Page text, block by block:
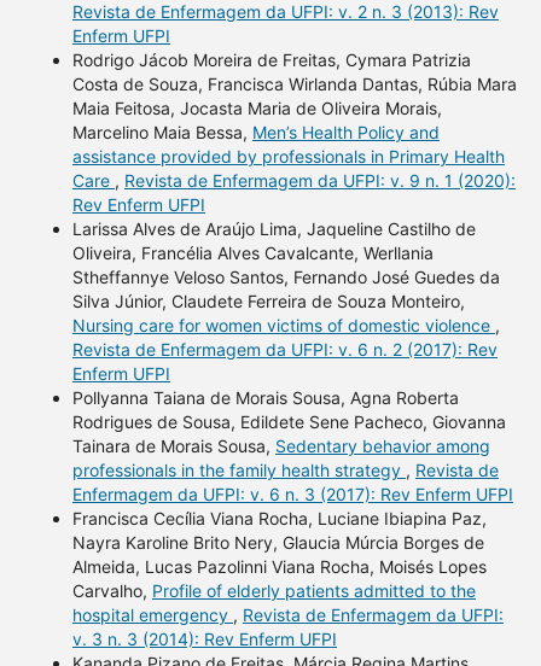
Revista de Enfermagem da UFPI: v. 2 n. 3 (2013): Rev
Enferm UFPI
Rodrigo Jácob Moreira de Freitas, Cymara Patrizia
Costa de Souza, Francisca Wirlanda Dantas, Rúbia Mara
Maia Feitosa, Jocasta Maria de Oliveira Morais,
Marcelino Maia Bessa, Men’s Health Policy and
assistance provided by professionals in Primary Health
Care , Revista de Enfermagem da UFPI: v. 9 n. 1 (2020):
Rev Enferm UFPI
Larissa Alves de Araújo Lima, Jaqueline Castilho de
Oliveira, Francélia Alves Cavalcante, Werllania
Stheffannye Veloso Santos, Fernando José Guedes da
Silva Júnior, Claudete Ferreira de Souza Monteiro,
Nursing care for women victims of domestic violence ,
Revista de Enfermagem da UFPI: v. 6 n. 2 (2017): Rev
Enferm UFPI
Pollyanna Taiana de Morais Sousa, Agna Roberta
Rodrigues de Sousa, Edildete Sene Pacheco, Giovanna
Tainara de Morais Sousa, Sedentary behavior among
professionals in the family health strategy , Revista de
Enfermagem da UFPI: v. 6 n. 3 (2017): Rev Enferm UFPI
Francisca Cecília Viana Rocha, Luciane Ibiapina Paz,
Nayra Karoline Brito Nery, Glaucia Múrcia Borges de
Almeida, Lucas Pazolinni Viana Rocha, Moisés Lopes
Carvalho, Profile of elderly patients admitted to the
hospital emergency , Revista de Enfermagem da UFPI:
v. 3 n. 3 (2014): Rev Enferm UFPI